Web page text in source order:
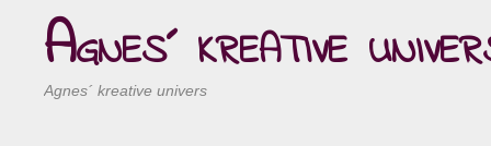
Agnes´ kreative
Agnes´ kreative univers